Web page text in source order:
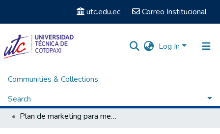
utc.edu.ec Correo Institucional
Log In
Communities & Collections
Search
Statistics
Home
Titulación - Ingeniería Comercial
Plan de marketing para mejorar el posicionamiento en el mercado para la empresa láctea ferrosa s.a. ubicada en Mulalillo km 4 vía Cusubamba, cantón Salcedo, provincia de Cotopaxi